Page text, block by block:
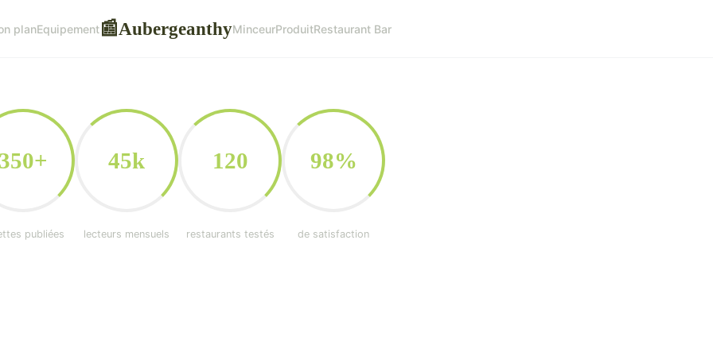
planEquipement📰AubergeanthyMinceurProduitRestaurant Bar
350+
publiées
45k
lecteurs mensuels
120
restaurants testés
98%
de satisfaction